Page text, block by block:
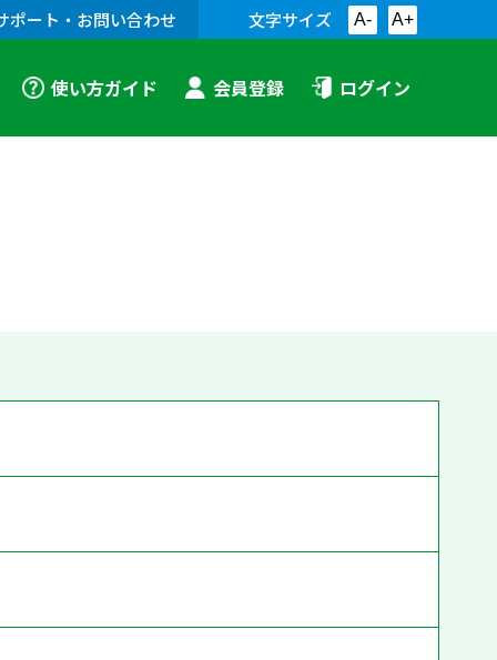
ポート・お問い合わせ 文字サイズ A- A+
使い方ガイド 会員登録 ログイン